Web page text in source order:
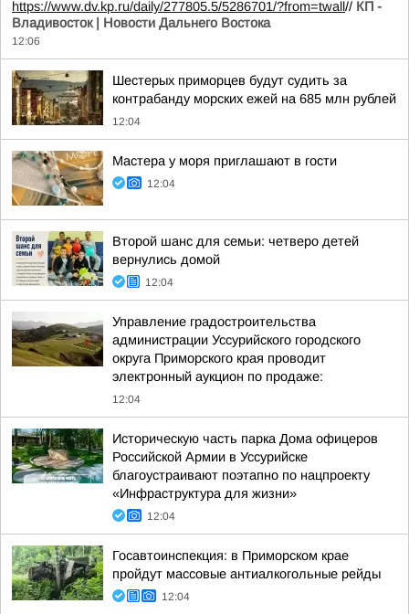
https://www.dv.kp.ru/daily/277805.5/5286701/?from=twall// КП -
Владивосток | Новости Дальнего Востока
12:06
Шестерых приморцев будут судить за
контрабанду морских ежей на 685 млн рублей
12:04
Мастера у моря приглашают в гости
12:04
Второй шанс для семьи: четверо детей
вернулись домой
12:04
Управление градостроительства
администрации Уссурийского городского
округа Приморского края проводит
электронный аукцион по продаже:
12:04
Историческую часть парка Дома офицеров
Российской Армии в Уссурийске
благоустраивают поэтапно по нацпроекту
«Инфраструктура для жизни»
12:04
Госавтоинспекция: в Приморском крае
пройдут массовые антиалкогольные рейды
12:04